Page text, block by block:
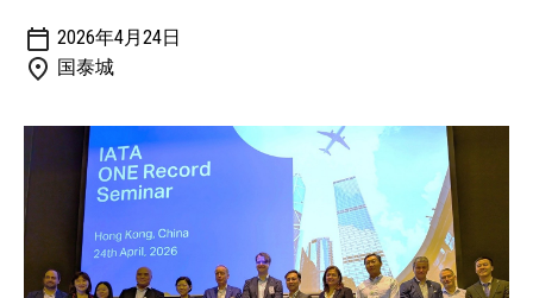
2026年4月24日
国泰城